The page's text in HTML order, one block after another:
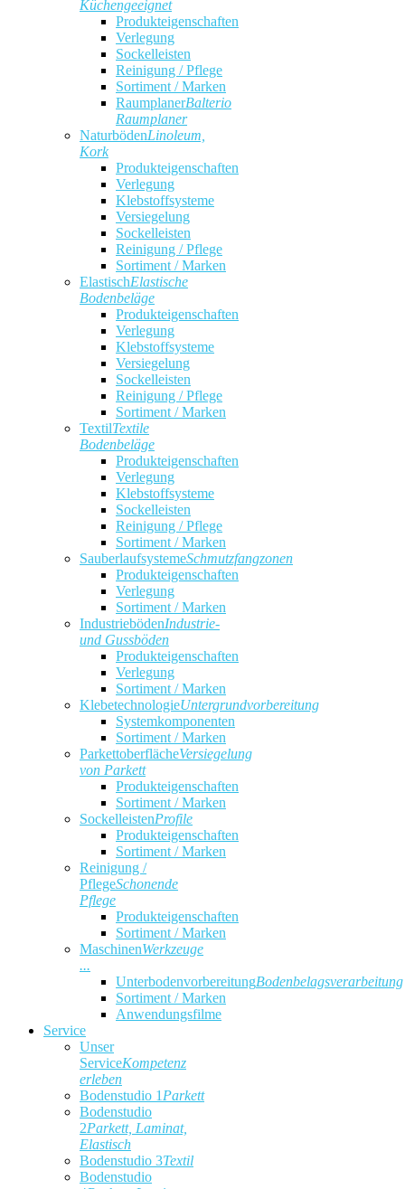
Küchengeeignet
Produkteigenschaften
Verlegung
Sockelleisten
Reinigung / Pflege
Sortiment / Marken
RaumplanerBalterio
Raumplaner
NaturbödenLinoleum,
Kork
Produkteigenschaften
Verlegung
Klebstoffsysteme
Versiegelung
Sockelleisten
Reinigung / Pflege
Sortiment / Marken
ElastischElastische
Bodenbeläge
Produkteigenschaften
Verlegung
Klebstoffsysteme
Versiegelung
Sockelleisten
Reinigung / Pflege
Sortiment / Marken
TextilTextile
Bodenbeläge
Produkteigenschaften
Verlegung
Klebstoffsysteme
Sockelleisten
Reinigung / Pflege
Sortiment / Marken
SauberlaufsystemeSchmutzfangzonen
Produkteigenschaften
Verlegung
Sortiment / Marken
IndustriebödenIndustrie-
und Gussböden
Produkteigenschaften
Verlegung
Sortiment / Marken
KlebetechnologieUntergrundvorbereitung
Systemkomponenten
Sortiment / Marken
ParkettoberflächeVersiegelung
von Parkett
Produkteigenschaften
Sortiment / Marken
SockelleistenProfile
Produkteigenschaften
Sortiment / Marken
Reinigung /
PflegeSchonende
Pflege
Produkteigenschaften
Sortiment / Marken
MaschinenWerkzeuge
...
UnterbodenvorbereitungBodenbelagsverarbeitung
Sortiment / Marken
Anwendungsfilme
Service
Unser
ServiceKompetenz
erleben
Bodenstudio 1 Parkett
Bodenstudio
2Parkett, Laminat,
Elastisch
Bodenstudio 3Textil
Bodenstudio